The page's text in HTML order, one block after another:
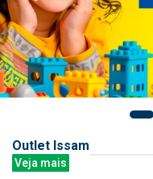
Outlet Issam
Veja mais